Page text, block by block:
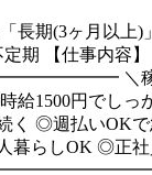
長期(3ヶ月以上)
期 【仕事内容】
＼稼ぎ
給1500円でしっ
く ◎週払いOK
らしOK ◎正社